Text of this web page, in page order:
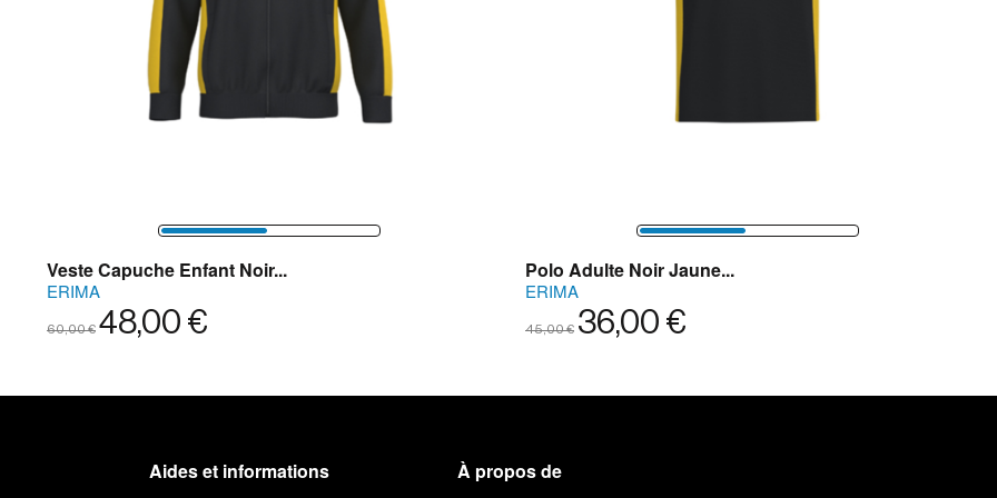
Veste Capuche Enfant Noir...
ERIMA
60,00 € 48,00 €
Polo Adulte Noir Jaune...
ERIMA
45,00 € 36,00 €
Aides et informations À propos de